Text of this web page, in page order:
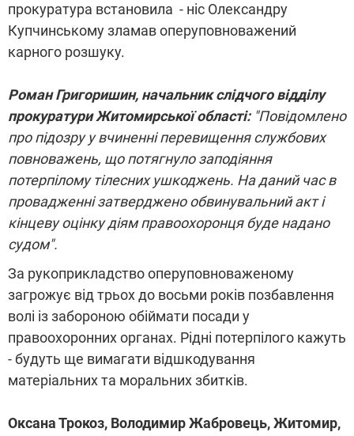
прокуратура встановила - ніс Олександру
Купчинському зламав оперуповноважений
карного розшуку.
Роман Григоришин, начальник слідчого відділу
прокуратури Житомирської області:"Повідомлено
про підозру у вчиненні перевищення службових
повноважень, що потягнуло заподіяння
потерпілому тілесних ушкоджень. На даний час в
провадженні затверджено обвинувальний акт і
кінцеву оцінку діям правоохоронця буде надано
судом".
За рукоприкладство оперуповноваженому
загрожує від трьох до восьми років позбавлення
волі із забороною обіймати посади у
правоохоронних органах. Рідні потерпілого кажуть
- будуть ще вимагати відшкодування
матеріальних та моральних збитків.
Оксана Трокоз, Володимир Жабровець, Житомир,